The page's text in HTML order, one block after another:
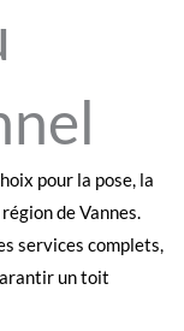
pour la pose, la
de Vannes.
services complets,
un toit